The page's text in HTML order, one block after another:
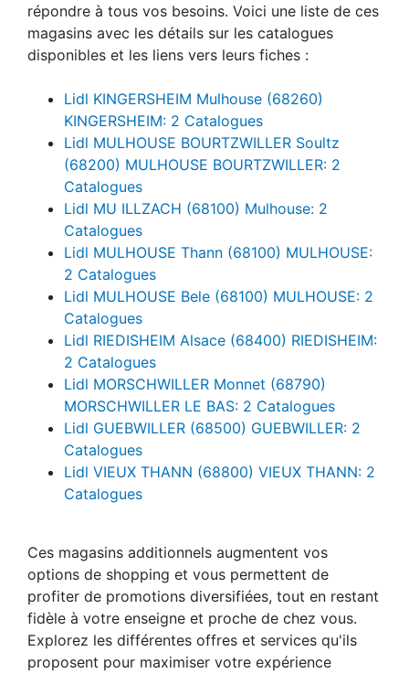
répondre à tous vos besoins. Voici une liste de ces
magasins avec les détails sur les catalogues
disponibles et les liens vers leurs fiches :
Lidl KINGERSHEIM Mulhouse (68260)
KINGERSHEIM: 2 Catalogues
Lidl MULHOUSE BOURTZWILLER Soultz
(68200) MULHOUSE BOURTZWILLER: 2
Catalogues
Lidl MU ILLZACH (68100) Mulhouse: 2
Catalogues
Lidl MULHOUSE Thann (68100) MULHOUSE:
2 Catalogues
Lidl MULHOUSE Bele (68100) MULHOUSE: 2
Catalogues
Lidl RIEDISHEIM Alsace (68400) RIEDISHEIM:
2 Catalogues
Lidl MORSCHWILLER Monnet (68790)
MORSCHWILLER LE BAS: 2 Catalogues
Lidl GUEBWILLER (68500) GUEBWILLER: 2
Catalogues
Lidl VIEUX THANN (68800) VIEUX THANN: 2
Catalogues
Ces magasins additionnels augmentent vos
options de shopping et vous permettent de
profiter de promotions diversifiées, tout en restant
fidèle à votre enseigne et proche de chez vous.
Explorez les différentes offres et services qu'ils
proposent pour maximiser votre expérience